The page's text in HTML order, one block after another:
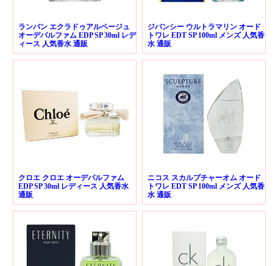
ランバン エクラドゥアルページュ
オーデパルファム EDP SP 30ml レデ
ィース 人気香水 通販
ジバンシー ウルトラマリン オード
トワレ EDT SP 100ml メンズ 人気香
水 通販
クロエ クロエ オーデパルファム
EDP SP 30ml レディース 人気香水
通販
ニコス スカルプチャーオム オード
トワレ EDT SP 100ml メンズ 人気香
水 通販